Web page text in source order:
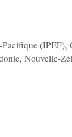
(IPEF),
, Nouvelle-